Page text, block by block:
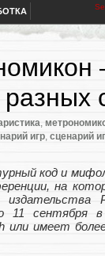
,
игр, сценарий
код и
на
11 сентября
имеет более